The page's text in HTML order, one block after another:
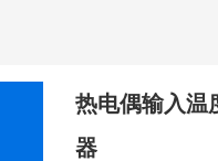
热电偶输入温
器